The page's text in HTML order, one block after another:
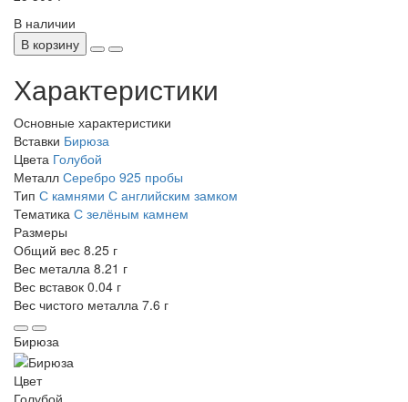
В наличии
В корзину
Характеристики
Основные характеристики
Вставки Бирюза
Цвета Голубой
Металл Серебро 925 пробы
Тип С камнями С английским замком
Тематика С зелёным камнем
Размеры
Общий вес 8.25 г
Вес металла 8.21 г
Вес вставок 0.04 г
Вес чистого металла 7.6 г
Бирюза
Цвет
Голубой